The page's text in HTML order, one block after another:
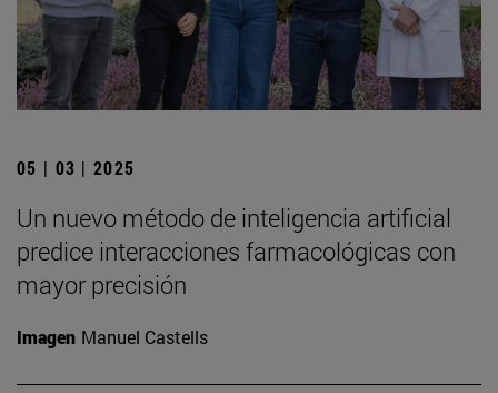
05 | 03 | 2025
Un nuevo método de inteligencia artificial
predice interacciones farmacológicas con
mayor precisión
Imagen Manuel Castells